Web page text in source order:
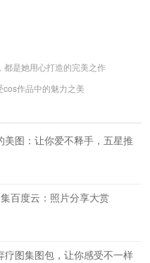
是她用心打造的完美之作
作品中的魅力之美
美图：让你爱不释手，五星推
百度云：照片分享大赏
疗图集图包，让你感受不一样